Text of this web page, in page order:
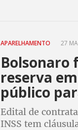
APARELHAMENTO 27
Bolsonaro
reserva
público
Edital de
INSS tem